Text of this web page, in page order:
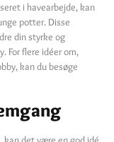
i havearbejde, kan
potter. Disse
din styrke og
For flere idéer om,
kan du besøge